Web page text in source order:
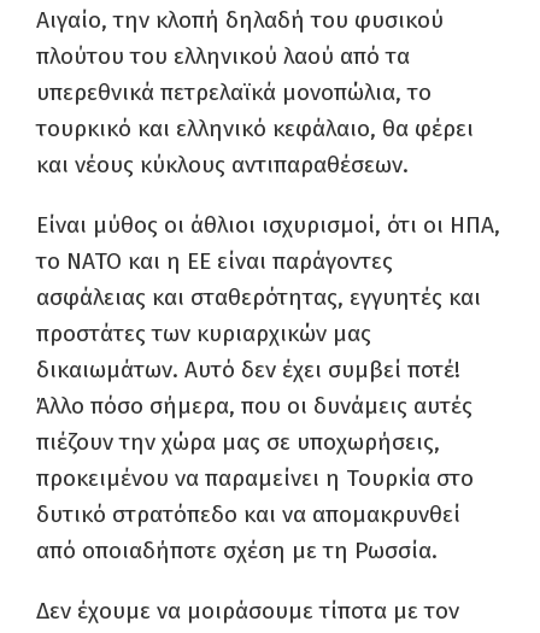
Αιγαίο, την κλοπή δηλαδή του φυσικού
πλούτου του ελληνικού λαού από τα
υπερεθνικά πετρελαϊκά μονοπώλια, το
τουρκικό και ελληνικό κεφάλαιο, θα φέρει
και νέους κύκλους αντιπαραθέσεων.
Είναι μύθος οι άθλιοι ισχυρισμοί, ότι οι ΗΠΑ,
το ΝΑΤΟ και η ΕΕ είναι παράγοντες
ασφάλειας και σταθερότητας, εγγυητές και
προστάτες των κυριαρχικών μας
δικαιωμάτων. Αυτό δεν έχει συμβεί ποτέ!
Άλλο πόσο σήμερα, που οι δυνάμεις αυτές
πιέζουν την χώρα μας σε υποχωρήσεις,
προκειμένου να παραμείνει η Τουρκία στο
δυτικό στρατόπεδο και να απομακρυνθεί
από οποιαδήποτε σχέση με τη Ρωσσία.
Δεν έχουμε να μοιράσουμε τίποτα με τον